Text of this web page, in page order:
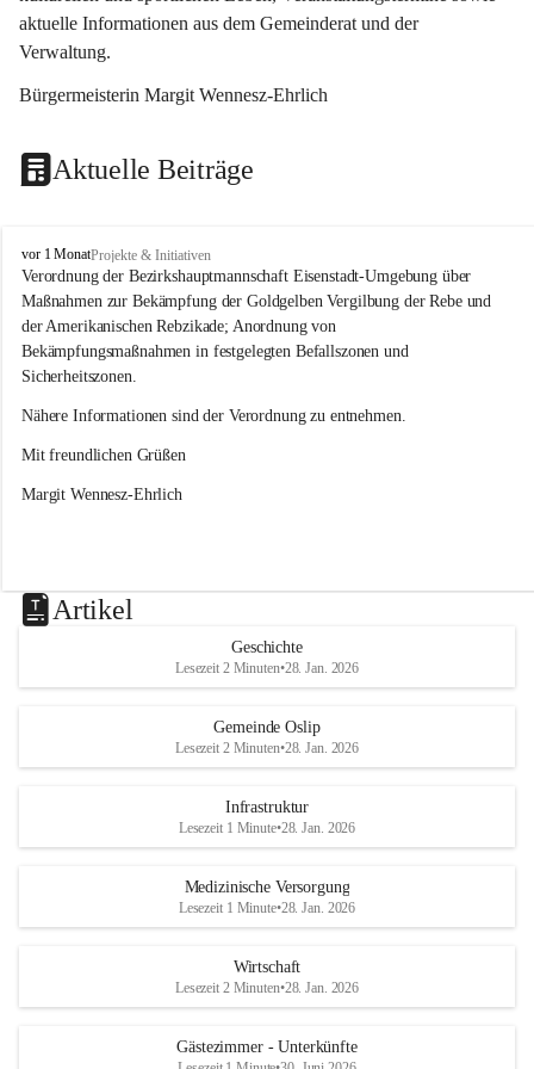
aktuelle Informationen aus dem Gemeinderat und der
Verwaltung.
Bürgermeisterin Margit Wennesz-Ehrlich
Aktuelle Beiträge
O
s
l
i
p
vor 1 MonatProjekte & Initiativen
Verordnung der Bezirkshauptmannschaft Eisenstadt-Umgebung über
Maßnahmen zur Bekämpfung der Goldgelben Vergilbung der Rebe und
der Amerikanischen Rebzikade; Anordnung von
Bekämpfungsmaßnahmen in festgelegten Befallszonen und
Sicherheitszonen.
Nähere Informationen sind der Verordnung zu entnehmen.
Mit freundlichen Grüßen
Margit Wennesz-Ehrlich
Artikel
Geschichte
Lesezeit 2 Minuten•28. Jan. 2026
Gemeinde Oslip
Lesezeit 2 Minuten•28. Jan. 2026
Infrastruktur
Lesezeit 1 Minute•28. Jan. 2026
Medizinische Versorgung
Lesezeit 1 Minute•28. Jan. 2026
Wirtschaft
Lesezeit 2 Minuten•28. Jan. 2026
Gästezimmer - Unterkünfte